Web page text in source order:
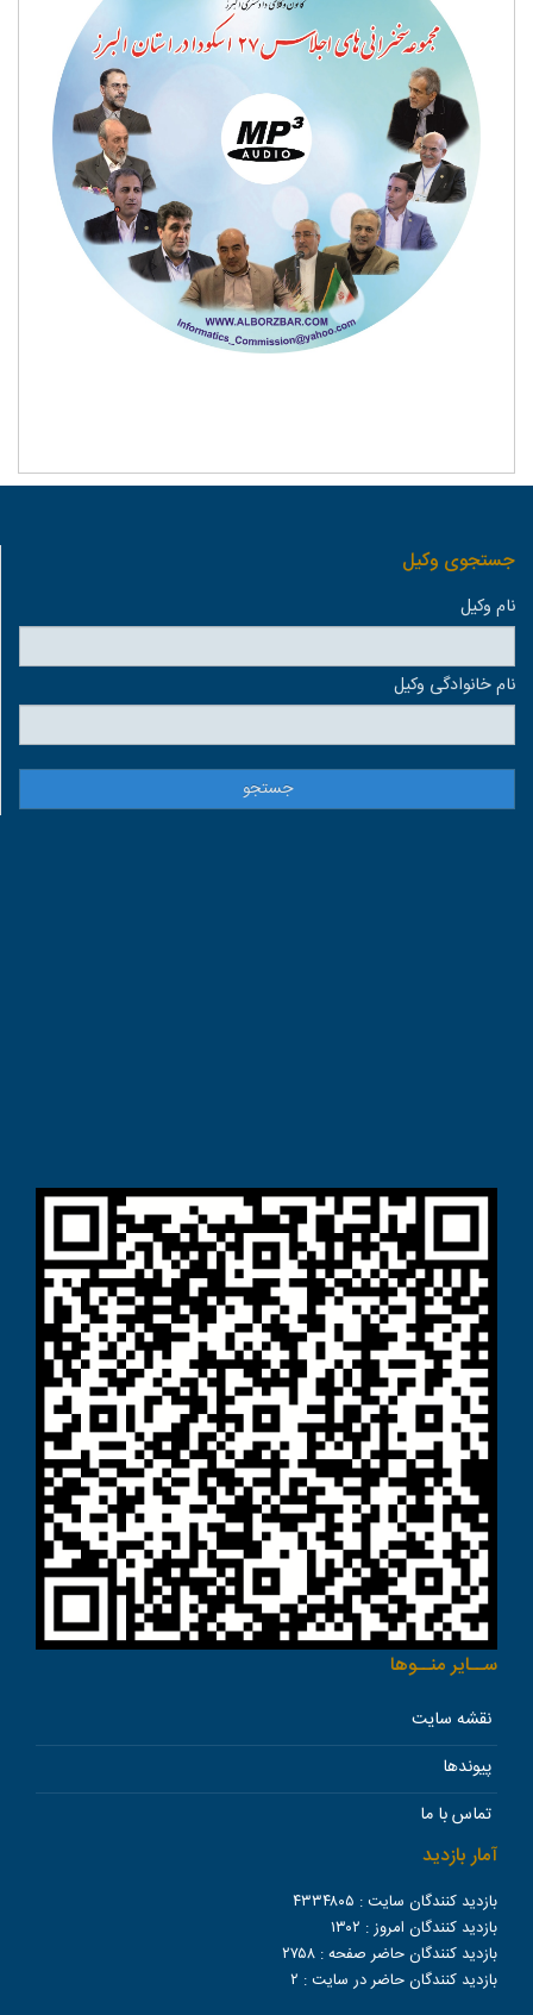
جستجوی وكيل
نام وكيل
نام خانوادگی وكيل
ســاير منــوها
نقشه سایت
پیوندها
تماس با ما
آمار بازدید
بازدید کنندگان سایت : ۴۳۳۴۸۰۵
بازدید کنندگان امروز : ۱۳۰۲
بازدید کنندگان حاضر صفحه : ۲۷۵۸
بازدید کنندگان حاضر در سایت : ۲